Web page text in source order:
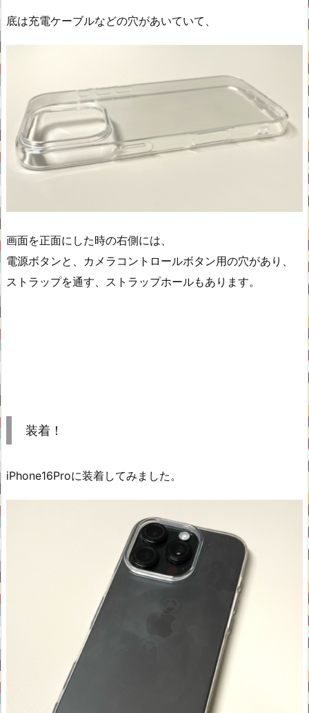
底は充電ケーブルなどの穴があいていて、
画面を正面にした時の右側には、
電源ボタンと、カメラコントロールボタン用の穴があり、
ストラップを通す、ストラップホールもあります。
装着！
iPhone16Proに装着してみました。